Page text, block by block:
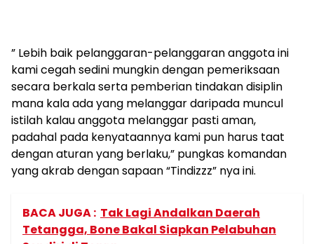
” Lebih baik pelanggaran-pelanggaran anggota ini
kami cegah sedini mungkin dengan pemeriksaan
secara berkala serta pemberian tindakan disiplin
mana kala ada yang melanggar daripada muncul
istilah kalau anggota melanggar pasti aman,
padahal pada kenyataannya kami pun harus taat
dengan aturan yang berlaku,” pungkas komandan
yang akrab dengan sapaan “Tindizzz” nya ini.
BACA JUGA : Tak Lagi Andalkan Daerah
Tetangga, Bone Bakal Siapkan Pelabuhan